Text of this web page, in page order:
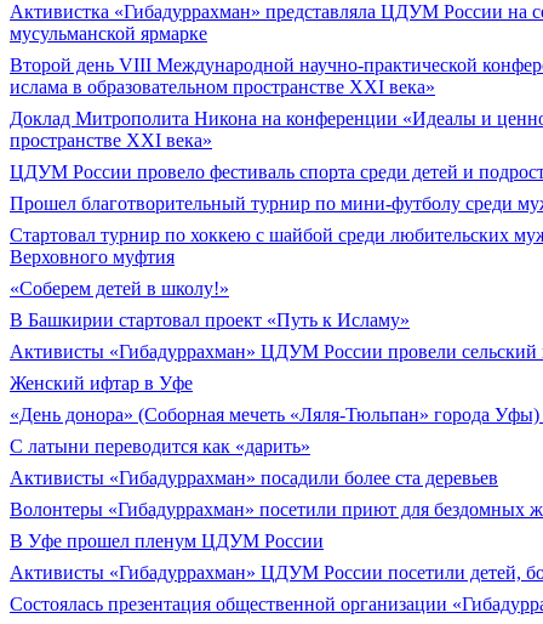
Активистка «Гибадуррахман» представляла ЦДУМ России на
мусульманской ярмарке
Второй день VIII Международной научно-практической
ислама в образовательном пространстве XXI века»
Доклад Митрополита Никона на конференции «Идеалы и
пространстве XXI века»
ЦДУМ России провело фестиваль спорта среди детей и
Прошел благотворительный турнир по мини-футболу среди
Cтартовал турнир по хоккею с шайбой среди любительских
Верховного муфтия
«Соберем детей в школу!»
В Башкирии стартовал проект «Путь к Исламу»
Активисты «Гибадуррахман» ЦДУМ России провели сельский
Женский ифтар в Уфе
«День донора» (Соборная мечеть «Ляля-Тюльпан» города Уфы)
С латыни переводится как «дарить»
Активисты «Гибадуррахман» посадили более ста деревьев
Волонтеры «Гибадуррахман» посетили приют для бездомных
В Уфе прошел пленум ЦДУМ России
Активисты «Гибадуррахман» ЦДУМ России посетили детей,
Состоялась презентация общественной организации